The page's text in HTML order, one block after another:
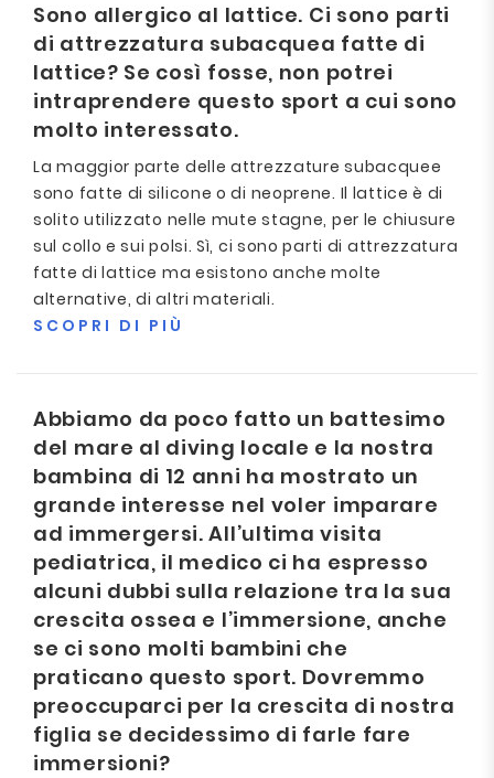
Sono allergico al lattice. Ci sono parti
di attrezzatura subacquea fatte di
lattice? Se così fosse, non potrei
intraprendere questo sport a cui sono
molto interessato.
La maggior parte delle attrezzature subacquee
sono fatte di silicone o di neoprene. Il lattice è di
solito utilizzato nelle mute stagne, per le chiusure
sul collo e sui polsi. Sì, ci sono parti di attrezzatura
fatte di lattice ma esistono anche molte
alternative, di altri materiali.
SCOPRI DI PIÙ
Abbiamo da poco fatto un battesimo
del mare al diving locale e la nostra
bambina di 12 anni ha mostrato un
grande interesse nel voler imparare
ad immergersi. All’ultima visita
pediatrica, il medico ci ha espresso
alcuni dubbi sulla relazione tra la sua
crescita ossea e l’immersione, anche
se ci sono molti bambini che
praticano questo sport. Dovremmo
preoccuparci per la crescita di nostra
figlia se decidessimo di farle fare
immersioni?